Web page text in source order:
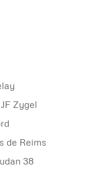
Zygel
de Reims
38